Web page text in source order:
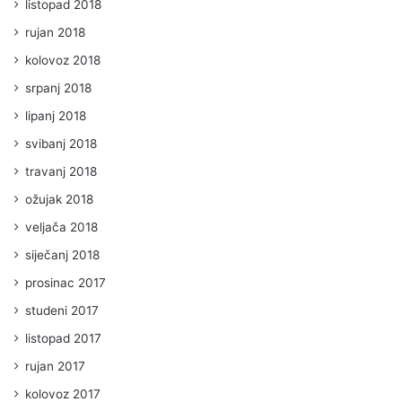
listopad 2018
rujan 2018
kolovoz 2018
srpanj 2018
lipanj 2018
svibanj 2018
travanj 2018
ožujak 2018
veljača 2018
siječanj 2018
prosinac 2017
studeni 2017
listopad 2017
rujan 2017
kolovoz 2017